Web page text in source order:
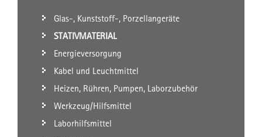
Glas-, Kunststoff-, Porzellangeräte
STATIVMATERIAL
Energieversorgung
Kabel und Leuchtmittel
Heizen, Rühren, Pumpen, Laborzubehör
Werkzeug/Hilfsmittel
Laborhilfsmittel